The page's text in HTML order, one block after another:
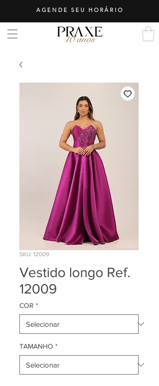
AGENDE SEU HORÁRIO
SKU: 12009
Vestido longo Ref.
12009
COR *
TAMANHO *